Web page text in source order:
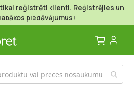
reģistrēti klienti. Reģistrējies un
piedāvājumus!
Mans